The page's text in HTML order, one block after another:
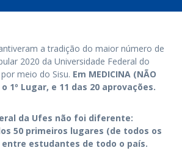
a tradição do maior número de
2020 da Universidade Federal do
meio do Sisu. Em MEDICINA (NÃO
1º Lugar, e 11 das 20 aprovações.
da Ufes não foi diferente:
50 primeiros lugares (de todos os
estudantes de todo o país.